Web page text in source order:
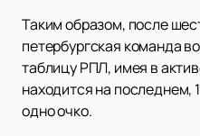
Таким образом, после
петербургская команда
таблицу РПЛ, имея в
находится на последнем,
одно очко.